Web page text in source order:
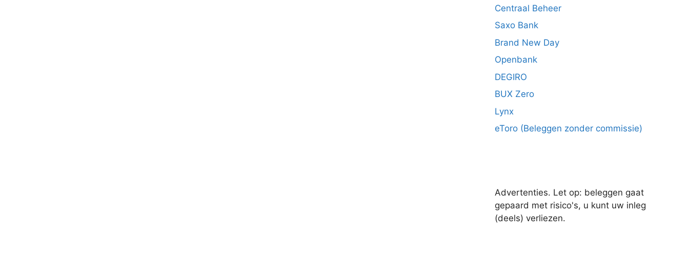
Centraal Beheer
Saxo Bank
Brand New Day
Openbank
DEGIRO
BUX Zero
Lynx
eToro (Beleggen zonder commissie)
Advertenties. Let op: beleggen gaat
gepaard met risico's, u kunt uw inleg
(deels) verliezen.